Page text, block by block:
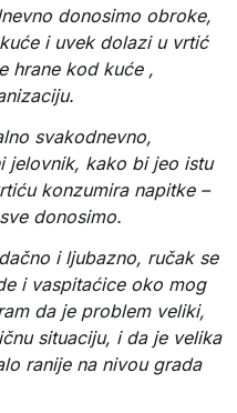
donosimo obroke,
i uvek dolazi u vrtić
hrane kod kuće ,
svakodnevno,
jelovnik, kako bi jeo istu
konzumira napitke –
donosimo.
i ljubazno, ručak se
i vaspitaćice oko mog
da je problem veliki,
situaciju, i da je velika
ranije na nivou grada